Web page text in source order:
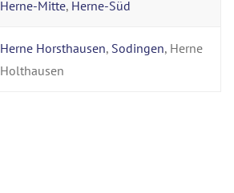
Herne-Mitte, Herne-Süd
Herne Horsthausen, Sodingen, Herne
Holthausen